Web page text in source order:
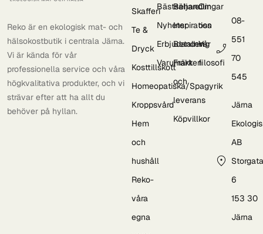
Reko är en ekologisk mat- och
hälsokostbutik i centrala Järna.
Vi är kända för vår
professionella service och våra
högkvalitativa produkter, och vi
strävar efter att ha allt du
behöver på hyllan.
Skafferi
Te &
Dryck
Kosttillskott
Homeopatiska/Spagyrik
Kroppsvård
Hem
och
hushåll
Reko-
våra
egna
Bästsäljare
Nyheter
Erbjudanden
Varumärken
Behandlingar
Inspiration
Betalning
Frakt
och
leverans
Köpvillkor
Om
oss
Vår
filosofi
08-
551
70
545
Järna
AB
6
153 30
Järna